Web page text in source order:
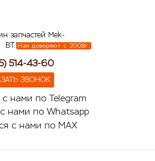
Нам доверяют с 2008г.
514-43-60
ЗВОНОК